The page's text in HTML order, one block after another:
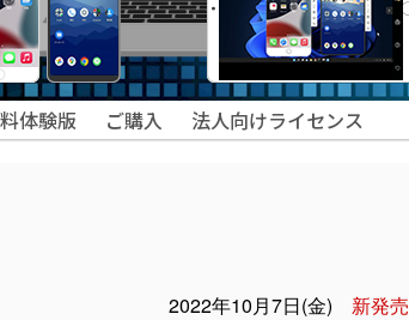
体験版 ご購入 法人向けライセンス
2022年10月7日(金) 新発売